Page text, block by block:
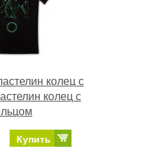
колец с
колец с
Купить